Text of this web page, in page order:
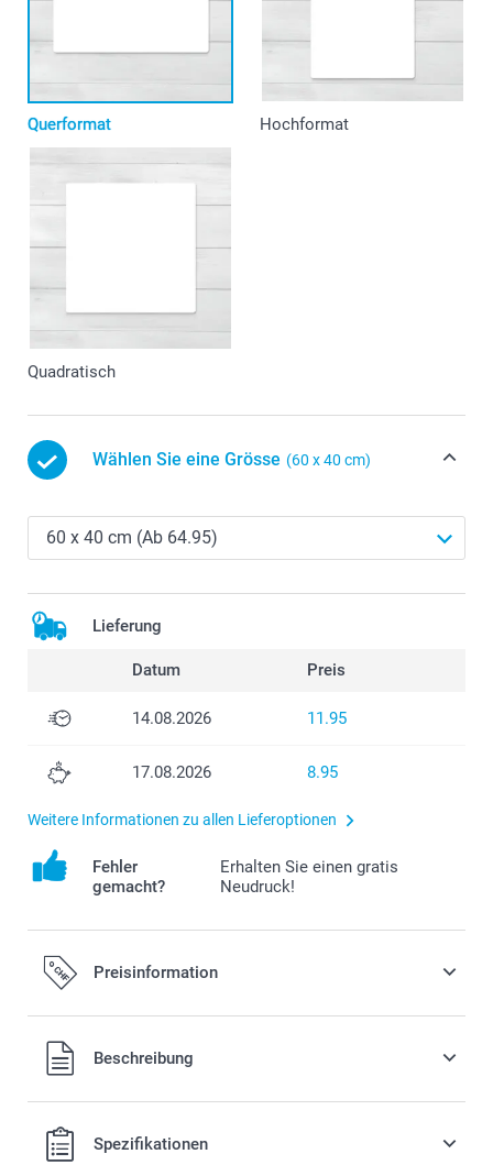
Querformat Hochformat
Quadratisch
Wählen Sie eine Grösse (60 x 40 cm)
Lieferung
Datum Preis
14.08.2026 11.95
17.08.2026 8.95
Weitere Informationen zu allen Lieferoptionen
Fehler
gemacht?
Erhalten Sie einen gratis
Neudruck!
Preisinformation
Alle Preise verstehen sich in Schweizer Franken (CHF) inkl.
MwSt. und zzgl. Versandkosten.
Beschreibung
Spezifikationen